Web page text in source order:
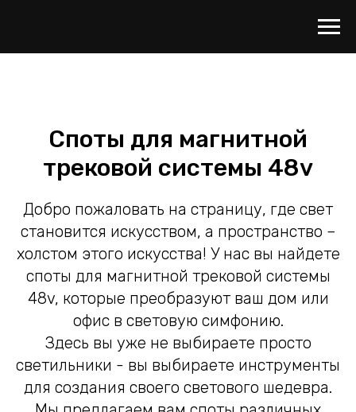
Споты для магнитной
трековой системы 48v
Добро пожаловать на страницу, где свет
становится искусством, а пространство –
холстом этого искусства! У нас вы найдете
споты для магнитной трековой системы
48v, которые преобразуют ваш дом или
офис в световую симфонию.
Здесь вы уже не выбираете просто
светильники - вы выбираете инструменты
для создания своего светового шедевра.